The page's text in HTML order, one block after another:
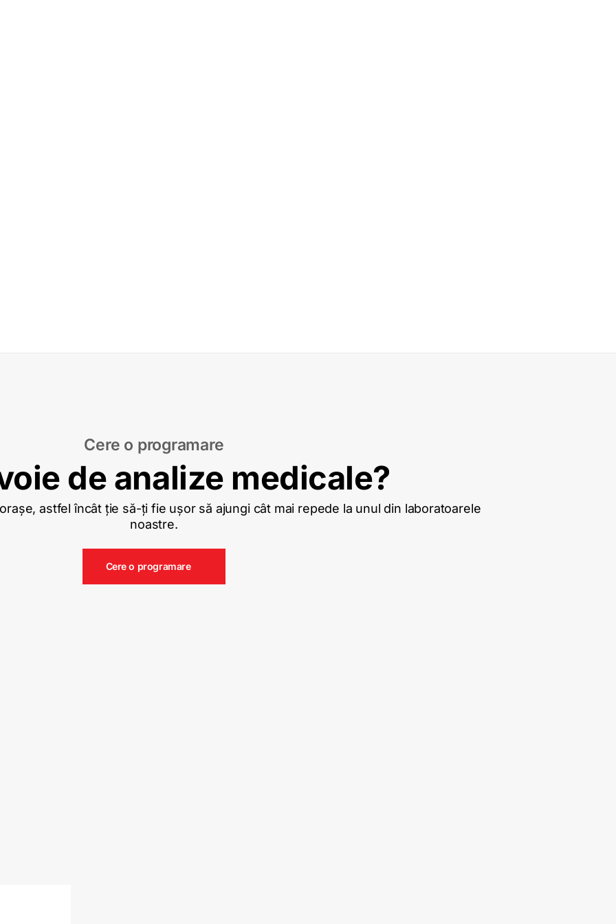
Cere o programare
de analize medicale?
astfel încât ție să-ți fie ușor să ajungi cât mai repede la unul din laboratoarele
noastre.
Cere o programare